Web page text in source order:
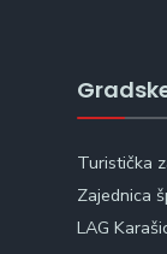
Turistička
Zajednica
LAG